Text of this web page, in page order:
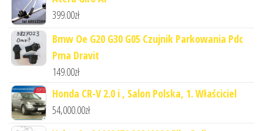
399.00zł
Bmw Oe G20 G30 G05 Czujnik Parkowania Pdc
Pma Dravit
149.00zł
Honda CR-V 2.0 i , Salon Polska, 1. Właściciel
54,000.00zł